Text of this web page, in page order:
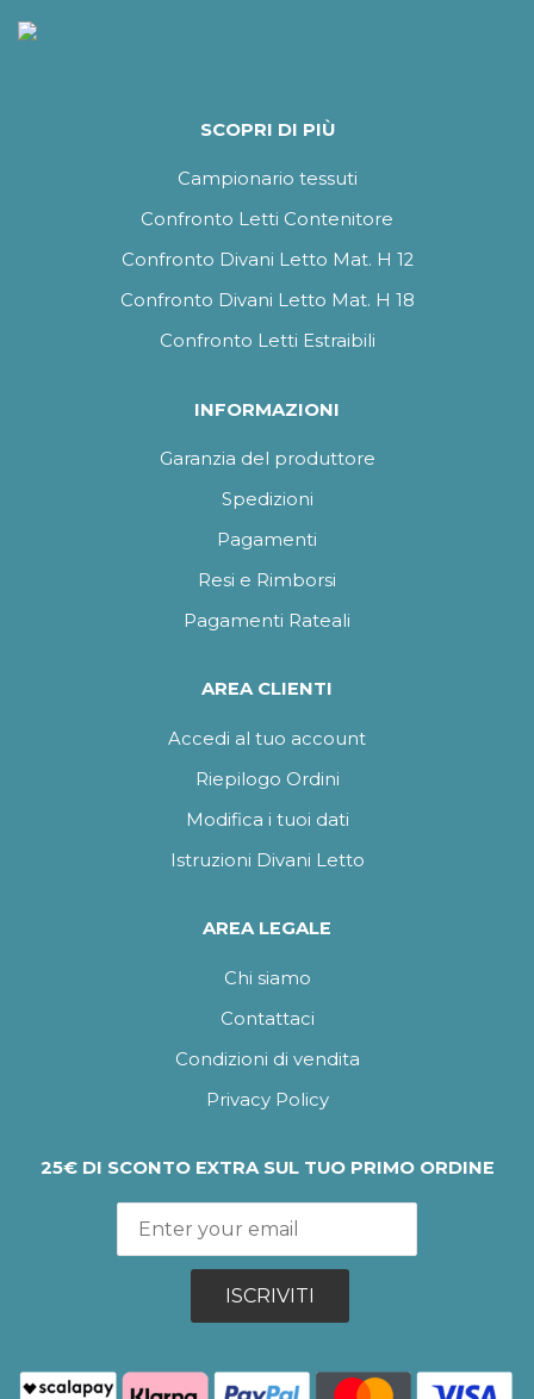
SCOPRI DI PIÙ
Campionario tessuti
Confronto Letti Contenitore
Confronto Divani Letto Mat. H 12
Confronto Divani Letto Mat. H 18
Confronto Letti Estraibili
INFORMAZIONI
Garanzia del produttore
Spedizioni
Pagamenti
Resi e Rimborsi
Pagamenti Rateali
AREA CLIENTI
Accedi al tuo account
Riepilogo Ordini
Modifica i tuoi dati
Istruzioni Divani Letto
AREA LEGALE
Chi siamo
Contattaci
Condizioni di vendita
Privacy Policy
25€ DI SCONTO EXTRA SUL TUO PRIMO ORDINE
ISCRIVITI